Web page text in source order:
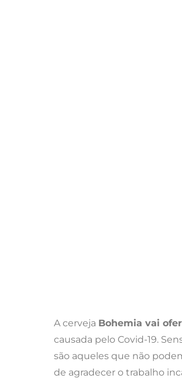
A cerveja Bohemia vai
causada pelo Covid-19.
são aqueles que não
de agradecer o trabalho